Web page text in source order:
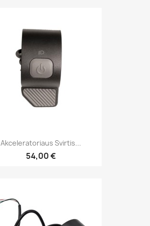
Akceleratoriaus Svirtis...
54,00 €